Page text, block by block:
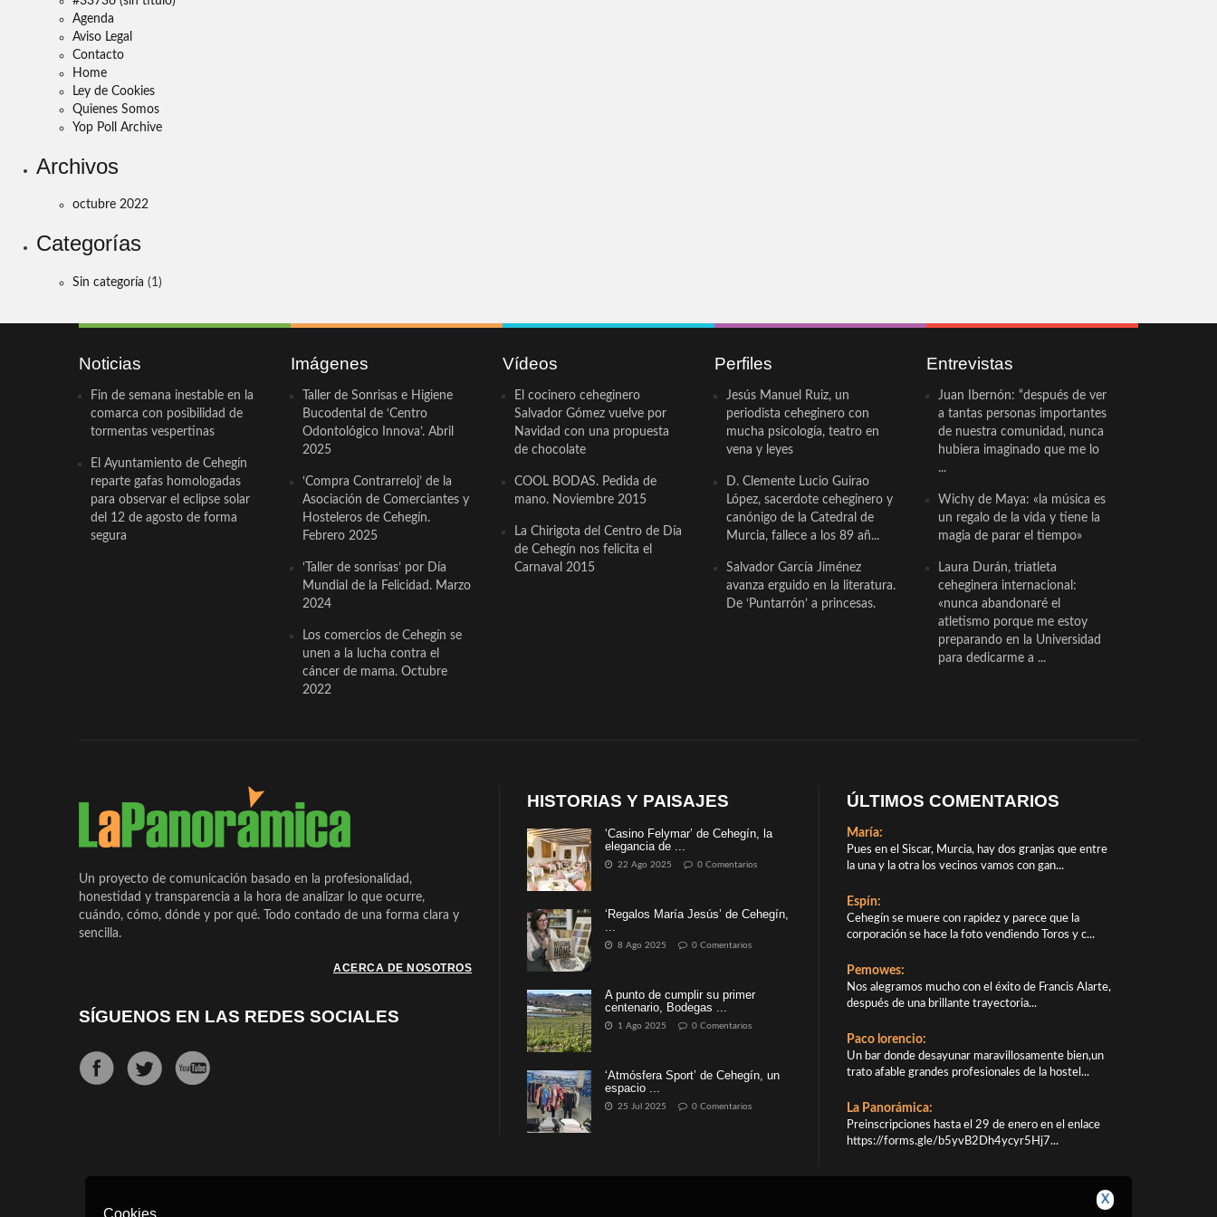
Agenda
Aviso Legal
Contacto
Home
Ley de Cookies
Quienes Somos
Yop Poll Archive
Archivos
octubre 2022
Categorías
Sin categoría (1)
Noticias
Fin de semana inestable en la
comarca con posibilidad de
tormentas vespertinas
El Ayuntamiento de Cehegín
reparte gafas homologadas
para observar el eclipse solar
del 12 de agosto de forma
segura
Imágenes
Taller de Sonrisas e Higiene
Bucodental de ‘Centro
Odontológico Innova’. Abril
2025
‘Compra Contrarreloj’ de la
Asociación de Comerciantes y
Hosteleros de Cehegín.
Febrero 2025
‘Taller de sonrisas’ por Día
Mundial de la Felicidad. Marzo
2024
Los comercios de Cehegín se
unen a la lucha contra el
cáncer de mama. Octubre
2022
Vídeos
El cocinero ceheginero
Salvador Gómez vuelve por
Navidad con una propuesta
de chocolate
COOL BODAS. Pedida de
mano. Noviembre 2015
La Chirigota del Centro de Día
de Cehegín nos felicita el
Carnaval 2015
Perfiles
Jesús Manuel Ruiz, un
periodista ceheginero con
mucha psicología, teatro en
vena y leyes
D. Clemente Lucio Guirao
López, sacerdote ceheginero y
canónigo de la Catedral de
Murcia, fallece a los 89 añ...
Salvador García Jiménez
avanza erguido en la literatura.
De ‘Puntarrón’ a princesas.
Entrevistas
Juan Ibernón: “después de ver
a tantas personas importantes
de nuestra comunidad, nunca
hubiera imaginado que me lo
...
Wichy de Maya: «la música es
un regalo de la vida y tiene la
magia de parar el tiempo»
Laura Durán, triatleta
ceheginera internacional:
«nunca abandonaré el
atletismo porque me estoy
preparando en la Universidad
para dedicarme a ...
Un proyecto de comunicación basado en la profesionalidad,
honestidad y transparencia a la hora de analizar lo que ocurre,
cuándo, cómo, dónde y por qué. Todo contado de una forma clara y
sencilla.
ACERCA DE NOSOTROS
SÍGUENOS EN LAS REDES SOCIALES
HISTORIAS Y PAISAJES
‘Casino Felymar’ de Cehegín, la
elegancia de ...
22 Ago 2025 0 Comentarios
‘Regalos María Jesús’ de Cehegín,
...
8 Ago 2025 0 Comentarios
A punto de cumplir su primer
centenario, Bodegas ...
1 Ago 2025 0 Comentarios
‘Atmósfera Sport’ de Cehegín, un
espacio ...
25 Jul 2025 0 Comentarios
ÚLTIMOS COMENTARIOS
María:
Pues en el Siscar, Murcia, hay dos granjas que entre
la una y la otra los vecinos vamos con gan...
Espín:
Cehegín se muere con rapidez y parece que la
corporación se hace la foto vendiendo Toros y c...
Pemowes:
Nos alegramos mucho con el éxito de Francis Alarte,
después de una brillante trayectoria...
Paco lorencio:
Un bar donde desayunar maravillosamente bien,un
trato afable grandes profesionales de la hostel...
La Panorámica:
Preinscripciones hasta el 29 de enero en el enlace
https://forms.gle/b5yvB2Dh4ycyr5Hj7...
X
Cookies